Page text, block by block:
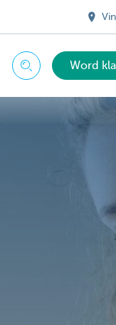
Zoeken Word